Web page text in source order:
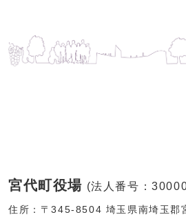
宮代町役場 (法人番号：
住所：〒345-8504 埼玉県南埼玉郡